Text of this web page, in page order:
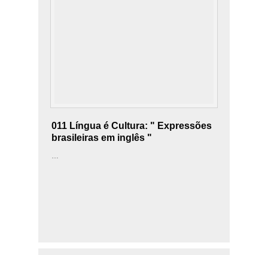
011 Língua é Cultura: " Expressões
brasileiras em inglês "
…